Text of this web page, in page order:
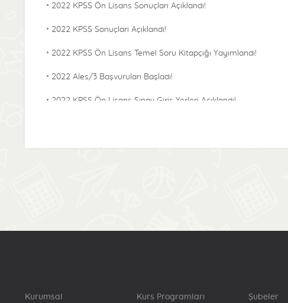
2022 KPSS Ön Lisans Sonuçları Açıklandı!
2022 KPSS Sonuçları Açıklandı!
2022 KPSS Ön Lisans Temel Soru Kitapçığı Yayımlandı!
2022 Ales/3 Başvuruları Başladı!
2022 KPSS Ön Lisans Sınav Giriş Yerleri Açıklandı!
2022 Lisans Temel Soru Kitapçığı Yayımlandı!
Kurumsal Kurs Programları Şubeler